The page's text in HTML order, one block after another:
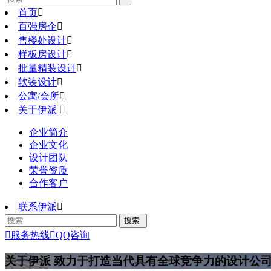
首页
百强房企
售楼处设计
样板房设计
批量精装设计
软装设计
公寓/会所
关于伊派 
企业简介
企业文化
设计团队
荣誉资质
合作客户
联系伊派
 服务热线QQ咨询
关于伊派 致力于打造当代具有全球竞争力的设计公